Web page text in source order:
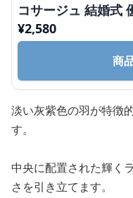
コサージュ 結婚式
¥2,580
商
淡い灰紫色の羽が特徴
す。
中央に配置された輝く
さを引き立てます。